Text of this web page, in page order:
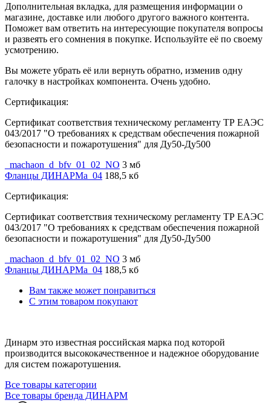
Дополнительная вкладка, для размещения информации о
магазине, доставке или любого другого важного контента.
Поможет вам ответить на интересующие покупателя вопросы
и развеять его сомнения в покупке. Используйте её по своему
усмотрению.
Вы можете убрать её или вернуть обратно, изменив одну
галочку в настройках компонента. Очень удобно.
Сертификация:
Сертификат соответствия техническому регламенту ТР ЕАЭС
043/2017 "О требованиях к средствам обеспечения пожарной
безопасности и пожаротушения" для Ду50-Ду500
_machaon_d_bfv_01_02_NO 3 мб
Фланцы ДИНАРМа_04 188,5 кб
Сертификация:
Сертификат соответствия техническому регламенту ТР ЕАЭС
043/2017 "О требованиях к средствам обеспечения пожарной
безопасности и пожаротушения" для Ду50-Ду500
_machaon_d_bfv_01_02_NO 3 мб
Фланцы ДИНАРМа_04 188,5 кб
Вам также может понравиться
С этим товаром покупают
Динарм это известная российская марка под которой
производится высококачественное и надежное оборудование
для систем пожаротушения.
Все товары категории
Все товары бренда ДИНАРМ